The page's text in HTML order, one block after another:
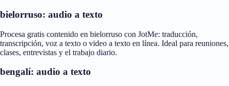
bielorruso: audio a texto
Procesa gratis contenido en bielorruso con JotMe: traducción,
transcripción, voz a texto o video a texto en línea. Ideal para reuniones,
clases, entrevistas y el trabajo diario.
bengalí: audio a texto